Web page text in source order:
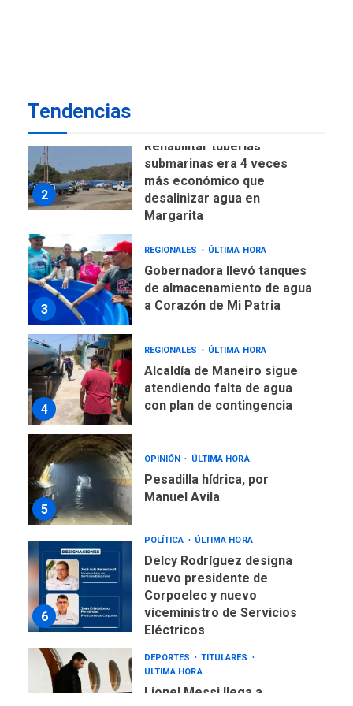
Tendencias
2
Rehabilitar tuberías
submarinas era 4 veces
más económico que
desalinizar agua en
Margarita
3
REGIONALES ÚLTIMA HORA
Gobernadora llevó tanques
de almacenamiento de agua
a Corazón de Mi Patria
4
REGIONALES ÚLTIMA HORA
Alcaldía de Maneiro sigue
atendiendo falta de agua
con plan de contingencia
5
OPINIÓN ÚLTIMA HORA
Pesadilla hídrica, por
Manuel Avila
6
POLÍTICA ÚLTIMA HORA
Delcy Rodríguez designa
nuevo presidente de
Corpoelec y nuevo
viceministro de Servicios
Eléctricos
DEPORTES
TITULARES
ÚLTIMA HORA
Lionel Messi llega a